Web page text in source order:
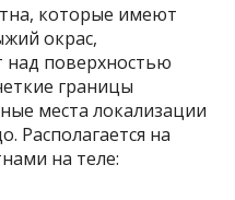
которые имеют
окрас,
над поверхностью
границы
места локализации
Располагается на
на теле: